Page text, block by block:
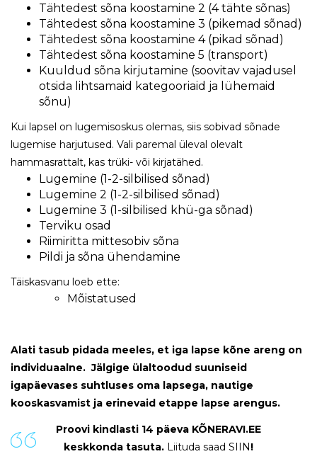
Tähtedest sõna koostamine 2 (4 tähte sõnas)
Tähtedest sõna koostamine 3 (pikemad sõnad)
Tähtedest sõna koostamine 4 (pikad sõnad)
Tähtedest sõna koostamine 5 (transport)
Kuuldud sõna kirjutamine (soovitav vajadusel
otsida lihtsamaid kategooriaid ja lühemaid
sõnu)
Kui lapsel on lugemisoskus olemas, siis sobivad sõnade
lugemise harjutused. Vali paremal üleval olevalt
hammasrattalt, kas trüki- või kirjatähed.
Lugemine (1-2-silbilised sõnad)
Lugemine 2 (1-2-silbilised sõnad)
Lugemine 3 (1-silbilised khü-ga sõnad)
Terviku osad
Riimiritta mittesobiv sõna
Pildi ja sõna ühendamine
Täiskasvanu loeb ette:
Mõistatused
Alati tasub pidada meeles, et iga lapse kõne areng on
individuaalne. Jälgige ülaltoodud suuniseid
igapäevases suhtluses oma lapsega, nautige
kooskasvamist ja erinevaid etappe lapse arengus.
Proovi kindlasti 14 päeva KÕNERAVI.EE
keskkonda tasuta. Liituda saad SIIN!